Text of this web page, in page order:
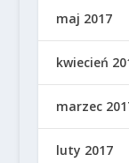
maj 2017
kwiecień
marzec
luty 2017